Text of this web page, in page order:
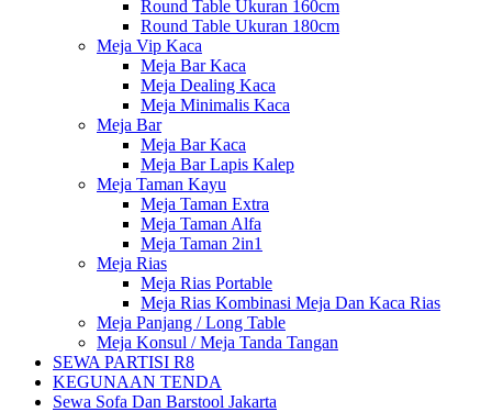
Round Table Ukuran 160cm
Round Table Ukuran 180cm
Meja Vip Kaca
Meja Bar Kaca
Meja Dealing Kaca
Meja Minimalis Kaca
Meja Bar
Meja Bar Kaca
Meja Bar Lapis Kalep
Meja Taman Kayu
Meja Taman Extra
Meja Taman Alfa
Meja Taman 2in1
Meja Rias
Meja Rias Portable
Meja Rias Kombinasi Meja Dan Kaca Rias
Meja Panjang / Long Table
Meja Konsul / Meja Tanda Tangan
SEWA PARTISI R8
KEGUNAAN TENDA
Sewa Sofa Dan Barstool Jakarta